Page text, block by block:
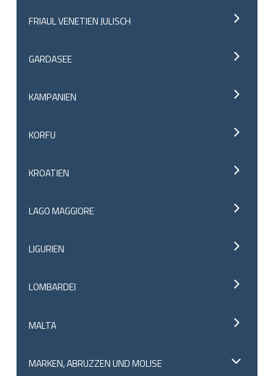
FRIAUL VENETIEN JULISCH
GARDASEE
KAMPANIEN
KORFU
KROATIEN
LAGO MAGGIORE
LIGURIEN
LOMBARDEI
MALTA
MARKEN, ABRUZZEN UND MOLISE